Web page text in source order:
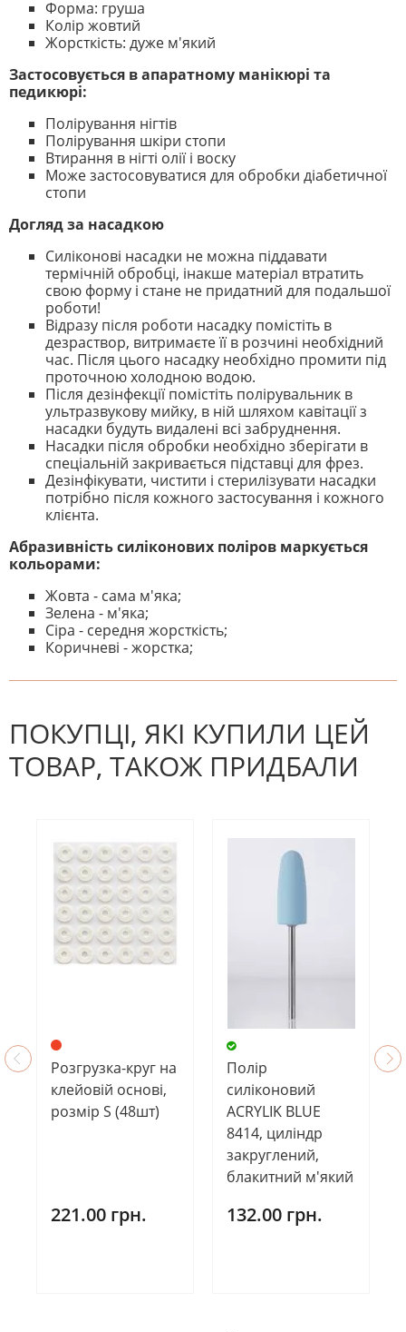
Форма: груша
Колір жовтий
Жорсткість: дуже м'який
Застосовується в апаратному манікюрі та
педикюрі:
Полірування нігтів
Полірування шкіри стопи
Втирання в нігті олії і воску
Може застосовуватися для обробки діабетичної
стопи
Догляд за насадкою
Силіконові насадки не можна піддавати
термічній обробці, інакше матеріал втратить
свою форму і стане не придатний для подальшої
роботи!
Відразу після роботи насадку помістіть в
дезраствор, витримаєте її в розчині необхідний
час. Після цього насадку необхідно промити під
проточною холодною водою.
Після дезінфекції помістіть полірувальник в
ультразвукову мийку, в ній шляхом кавітації з
насадки будуть видалені всі забруднення.
Насадки після обробки необхідно зберігати в
спеціальній закривається підставці для фрез.
Дезінфікувати, чистити і стерилізувати насадки
потрібно після кожного застосування і кожного
клієнта.
Абразивність силіконових поліров маркується
кольорами:
Жовта - сама м'яка;
Зелена - м'яка;
Сіра - середня жорсткість;
Коричневі - жорстка;
На даний час немає відгуків. Ви
ПОКУПЦІ, ЯКІ КУПИЛИ ЦЕЙ
ТОВАР, ТАКОЖ ПРИДБАЛИ
Розгрузка-круг на
клейовій основі,
розмір S (48шт)
221.00 грн.
Полір
силіконовий
ACRYLIK BLUE
8414, циліндр
закруглений,
блакитний м'який
132.00 грн.